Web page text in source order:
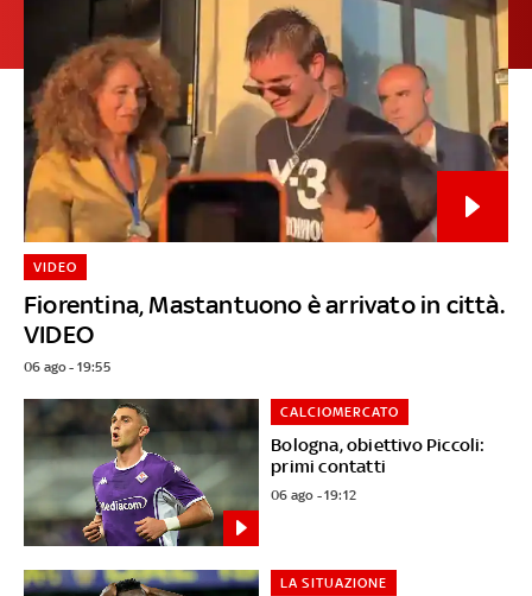
Fiorentina, Mastantuono è arrivato in città.
VIDEO
VIDEO
06 ago - 19:55
Bologna, obiettivo Piccoli:
primi contatti
CALCIOMERCATO
06 ago - 19:12
LA SITUAZIONE